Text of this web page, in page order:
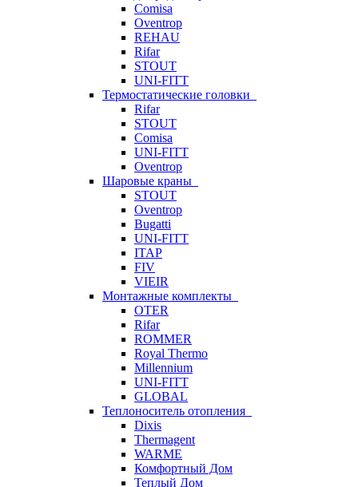
Comisa
Oventrop
REHAU
Rifar
STOUT
UNI-FITT
Термостатические головки
Rifar
STOUT
Comisa
UNI-FITT
Oventrop
Шаровые краны
STOUT
Oventrop
Bugatti
UNI-FITT
ITAP
FIV
VIEIR
Монтажные комплекты
OTER
Rifar
ROMMER
Royal Thermo
Millennium
UNI-FITT
GLOBAL
Теплоноситель отопления
Dixis
Thermagent
WARME
Комфортный Дом
Теплый Дом